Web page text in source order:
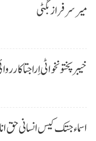
میر سرفراز بگٹی
خیبر پختونخوا ٹی اِرا جتا کارروائی، فتنۃ
اسماء جتک کیس انسانی حق